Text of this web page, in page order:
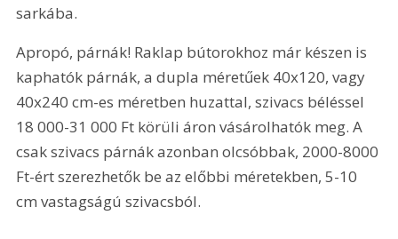
sarkába.
Apropó, párnák! Raklap bútorokhoz már készen is
kaphatók párnák, a dupla méretűek 40x120, vagy
40x240 cm-es méretben huzattal, szivacs béléssel
18 000-31 000 Ft körüli áron vásárolhatók meg. A
csak szivacs párnák azonban olcsóbbak, 2000-8000
Ft-ért szerezhetők be az előbbi méretekben, 5-10
cm vastagságú szivacsból.